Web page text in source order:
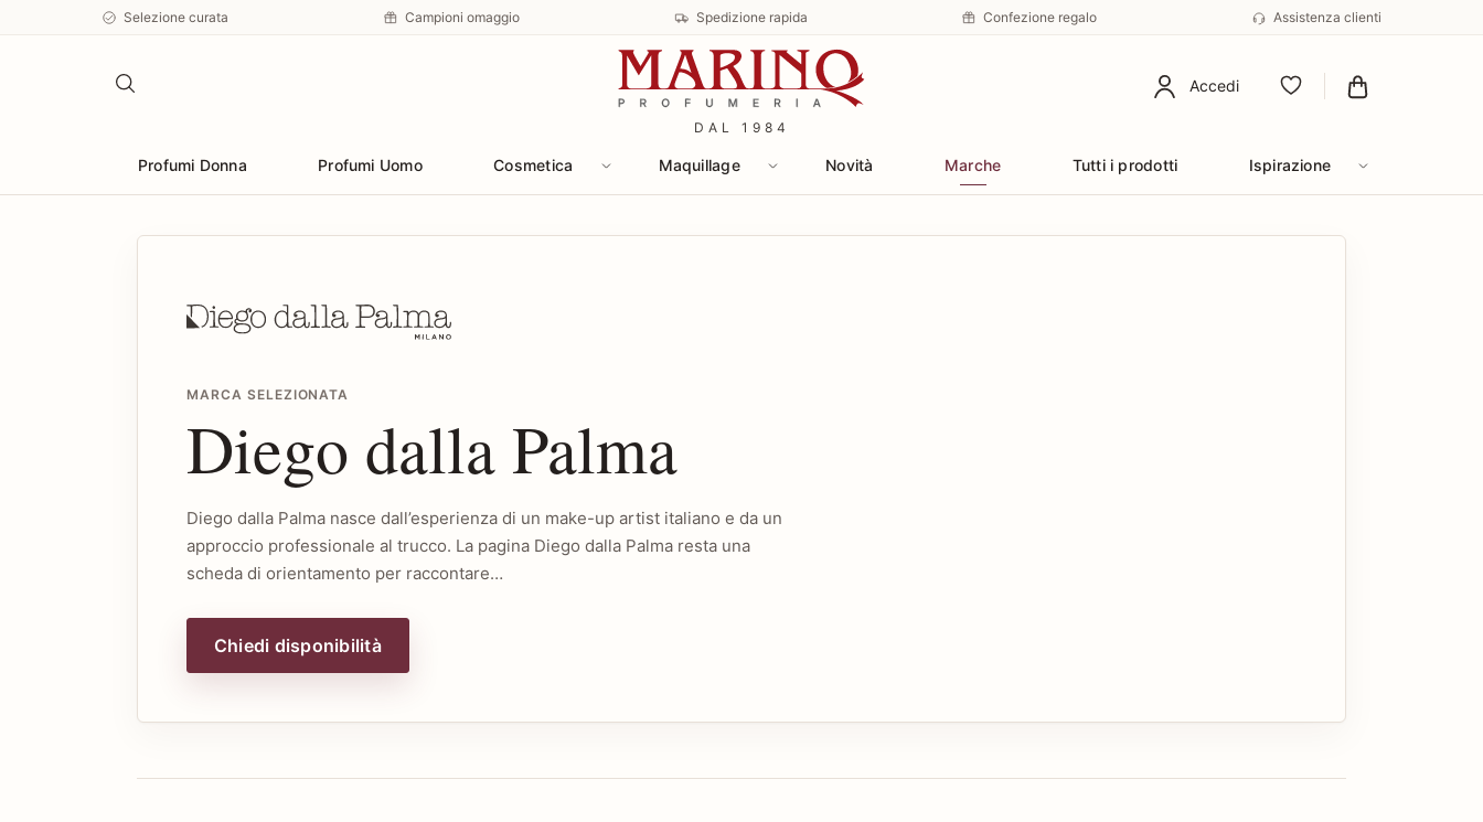
Selezione curata Campioni omaggio Spedizione rapida Confezione regalo Assistenza clienti
DAL 1984
Accedi
Preferiti
Profumi Donna Profumi Uomo Cosmetica Maquillage Novità Marche Tutti i prodotti Ispirazione
MARCA SELEZIONATA
Diego dalla Palma
Diego dalla Palma nasce dall’esperienza di un make-up artist italiano e da un
approccio professionale al trucco. La pagina Diego dalla Palma resta una
scheda di orientamento per raccontare…
Chiedi disponibilità